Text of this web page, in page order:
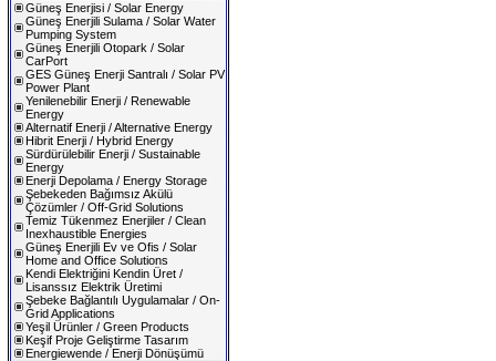
Güneş Enerjisi / Solar Energy
Güneş Enerjili Sulama / Solar Water
Pumping System
Güneş Enerjili Otopark / Solar
CarPort
GES Güneş Enerji Santralı / Solar PV
Power Plant
Yenilenebilir Enerji / Renewable
Energy
Alternatif Enerji / Alternative Energy
Hibrit Enerji / Hybrid Energy
Sürdürülebilir Enerji / Sustainable
Energy
Enerji Depolama / Energy Storage
Şebekeden Bağımsız Akülü
Çözümler / Off-Grid Solutions
Temiz Tükenmez Enerjiler / Clean
Inexhaustible Energies
Güneş Enerjili Ev ve Ofis / Solar
Home and Office Solutions
Kendi Elektriğini Kendin Üret /
Lisanssız Elektrik Üretimi
Şebeke Bağlantılı Uygulamalar / On-
Grid Applications
Yeşil Ürünler / Green Products
Keşif Proje Geliştirme Tasarım
Energiewende / Enerji Dönüşümü